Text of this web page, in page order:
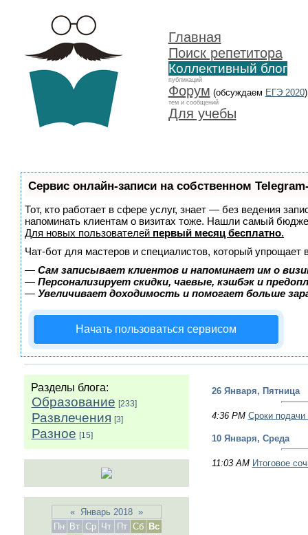
Главная
Поиск репетитора
Коллективный блог
публикаций
Форум (обсуждаем ЕГЭ 2020)
тем и сообщений
Для учебы
Сервис онлайн-записи на собственном
Тот, кто работает в сфере услуг, знает — без ведения
напоминать клиентам о визитах тоже. Нашли самый
Для новых пользователей первый месяц бесплатно.
Чат-бот для мастеров и специалистов, который упрощает
— Сам записывает клиентов и напоминает им о
— Персонализирует скидки, чаевые, кэшбэк и
— Увеличивает доходимость и помогает больше
Начать пользоваться сервисом
Разделы блога:
Образование [233]
Развлечения [3]
Разное [15]
« Январь 2018 »
Пн
Вт Ср Чт Пт Сб
Вс
26 Января, Пятница
4:36 PM Cроки
10 Января, Среда
11:03 AM Итоговое